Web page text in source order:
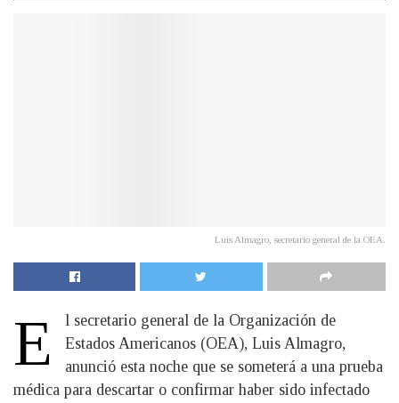
Luis Almagro, secretario general de la OEA.
E
​l secretario general de la Organización de
Estados Americanos (OEA), Luis Almagro,
anunció esta noche que se someterá a una prueba
médica para descartar o confirmar haber sido infectado